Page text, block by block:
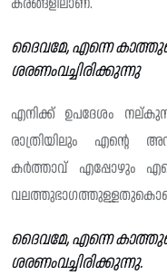
ദൈവമേ, എന്നെ
ശരണംവച്ചിരിക്കുന്നു
എനിക്ക് ഉപദേശം
രാത്രിയിലും എന്റെ
കർത്താവ് എപ്പോഴും
ദൈവമേ, എന്നെ
ശരണംവച്ചിരിക്കുന്നു.